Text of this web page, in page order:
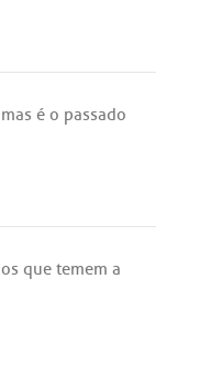
mas é o passado
os que temem a